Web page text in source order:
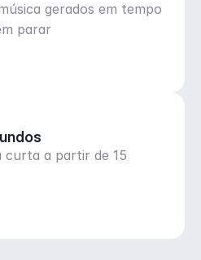
gerados em tempo
parar
curta a partir de 15